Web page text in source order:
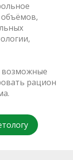
объёмов,
возможные
рацион